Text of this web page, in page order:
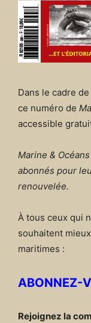
Dans le cadre
ce numéro de
accessible
Marine &
abonnés pour
renouvelée.
À tous ceux qui
souhaitent
maritimes :
ABONNEZ-
Rejoignez la